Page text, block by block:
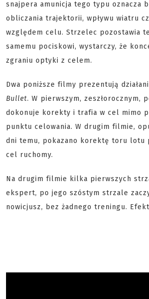
snajpera amunicja tego typu oznacza
obliczania trajektorii, wpływu wiatru
względem celu. Strzelec pozostawia
samemu pociskowi, wystarczy, że
zgraniu optyki z celem.
Dwa poniższe filmy prezentują
Bullet. W pierwszym, zeszłorocznym,
dokonuje korekty i trafia w cel mimo
punktu celowania. W drugim filmie,
dni temu, pokazano korektę toru lotu
cel ruchomy.
Na drugim filmie kilka pierwszych
ekspert, po jego szóstym strzale
nowicjusz, bez żadnego treningu.